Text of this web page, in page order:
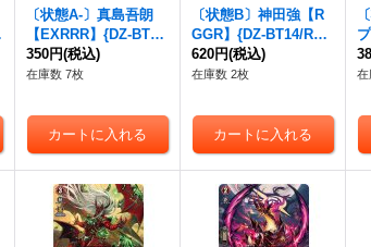
〔状態A-〕真島吾朗
【EXRRR】{DZ-BT1
4/EX04}《ドラゴンエ
ンパイア》
350円(税込)
在庫数 7枚
〔状態B〕神田強【R
GGR】{DZ-BT14/RG
GR27}《ドラゴンエン
パイア》
620円(税込)
在庫数 2枚 在